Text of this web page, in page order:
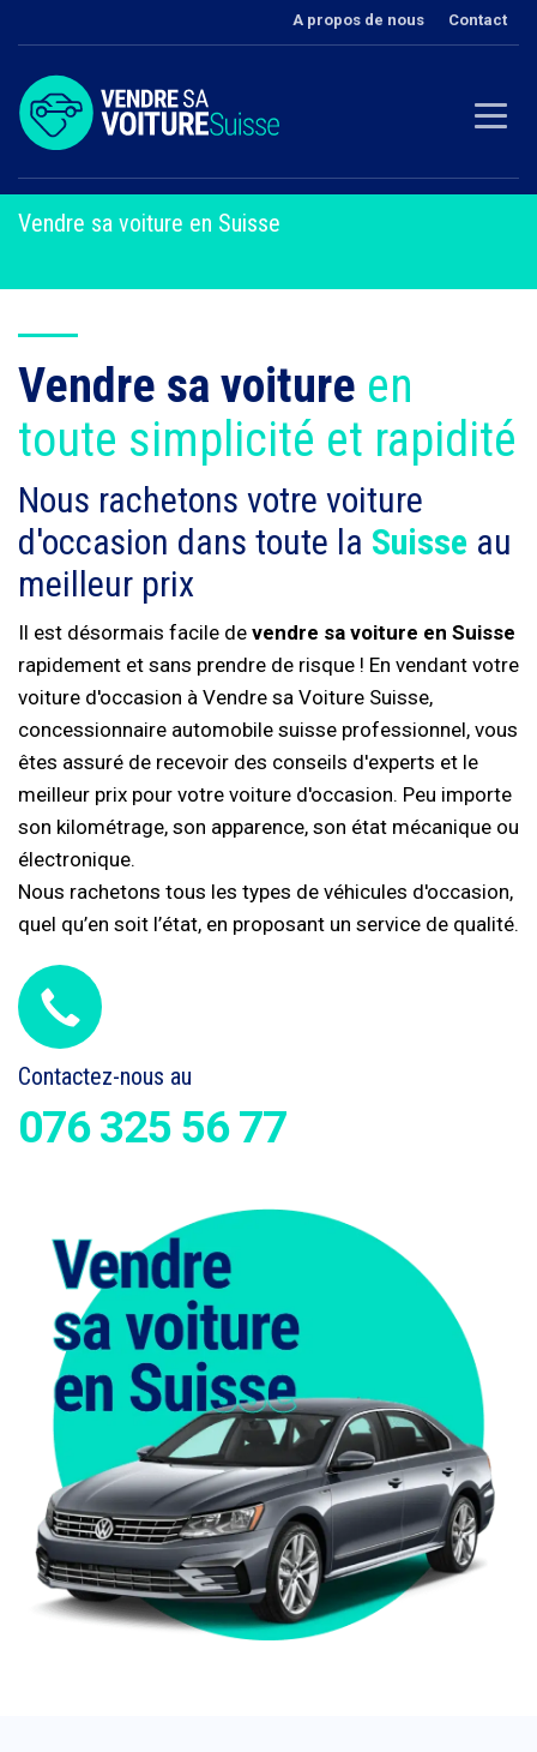
A propos de nous Contact
Vendre sa voiture en Suisse
Vendre sa voiture en
toute simplicité et rapidité
Nous rachetons votre voiture
d'occasion dans toute la Suisse au
meilleur prix
Il est désormais facile de vendre sa voiture en Suisse
rapidement et sans prendre de risque ! En vendant votre
voiture d'occasion à Vendre sa Voiture Suisse,
concessionnaire automobile suisse professionnel, vous
êtes assuré de recevoir des conseils d'experts et le
meilleur prix pour votre voiture d'occasion. Peu importe
son kilométrage, son apparence, son état mécanique ou
électronique.
Nous rachetons tous les types de véhicules d'occasion,
quel qu’en soit l’état, en proposant un service de qualité.
Contactez-nous au
076 325 56 77